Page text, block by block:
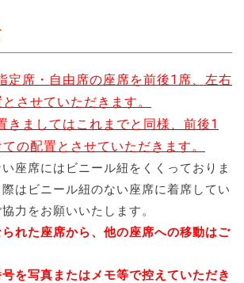
定席・自由席の座席を前後1席、左右
させていただきます。
きましてはこれまでと同様、前後1
の配置とさせていただきます。
座席にはビニール紐をくくっておりま
はビニール紐のない座席に着席してい
力をお願いいたします。
れた座席から、他の座席への移動はご
を写真またはメモ等で控えていただき